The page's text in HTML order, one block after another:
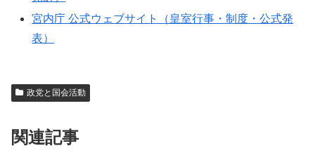
宮内庁 公式ウェブサイト（皇室行事・制度・公式発
表）
政党と国会活動
関連記事